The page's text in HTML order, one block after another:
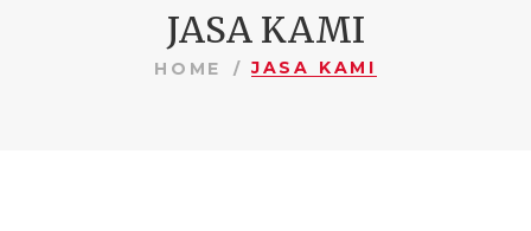
JASA KAMI
HOME JASA KAMI